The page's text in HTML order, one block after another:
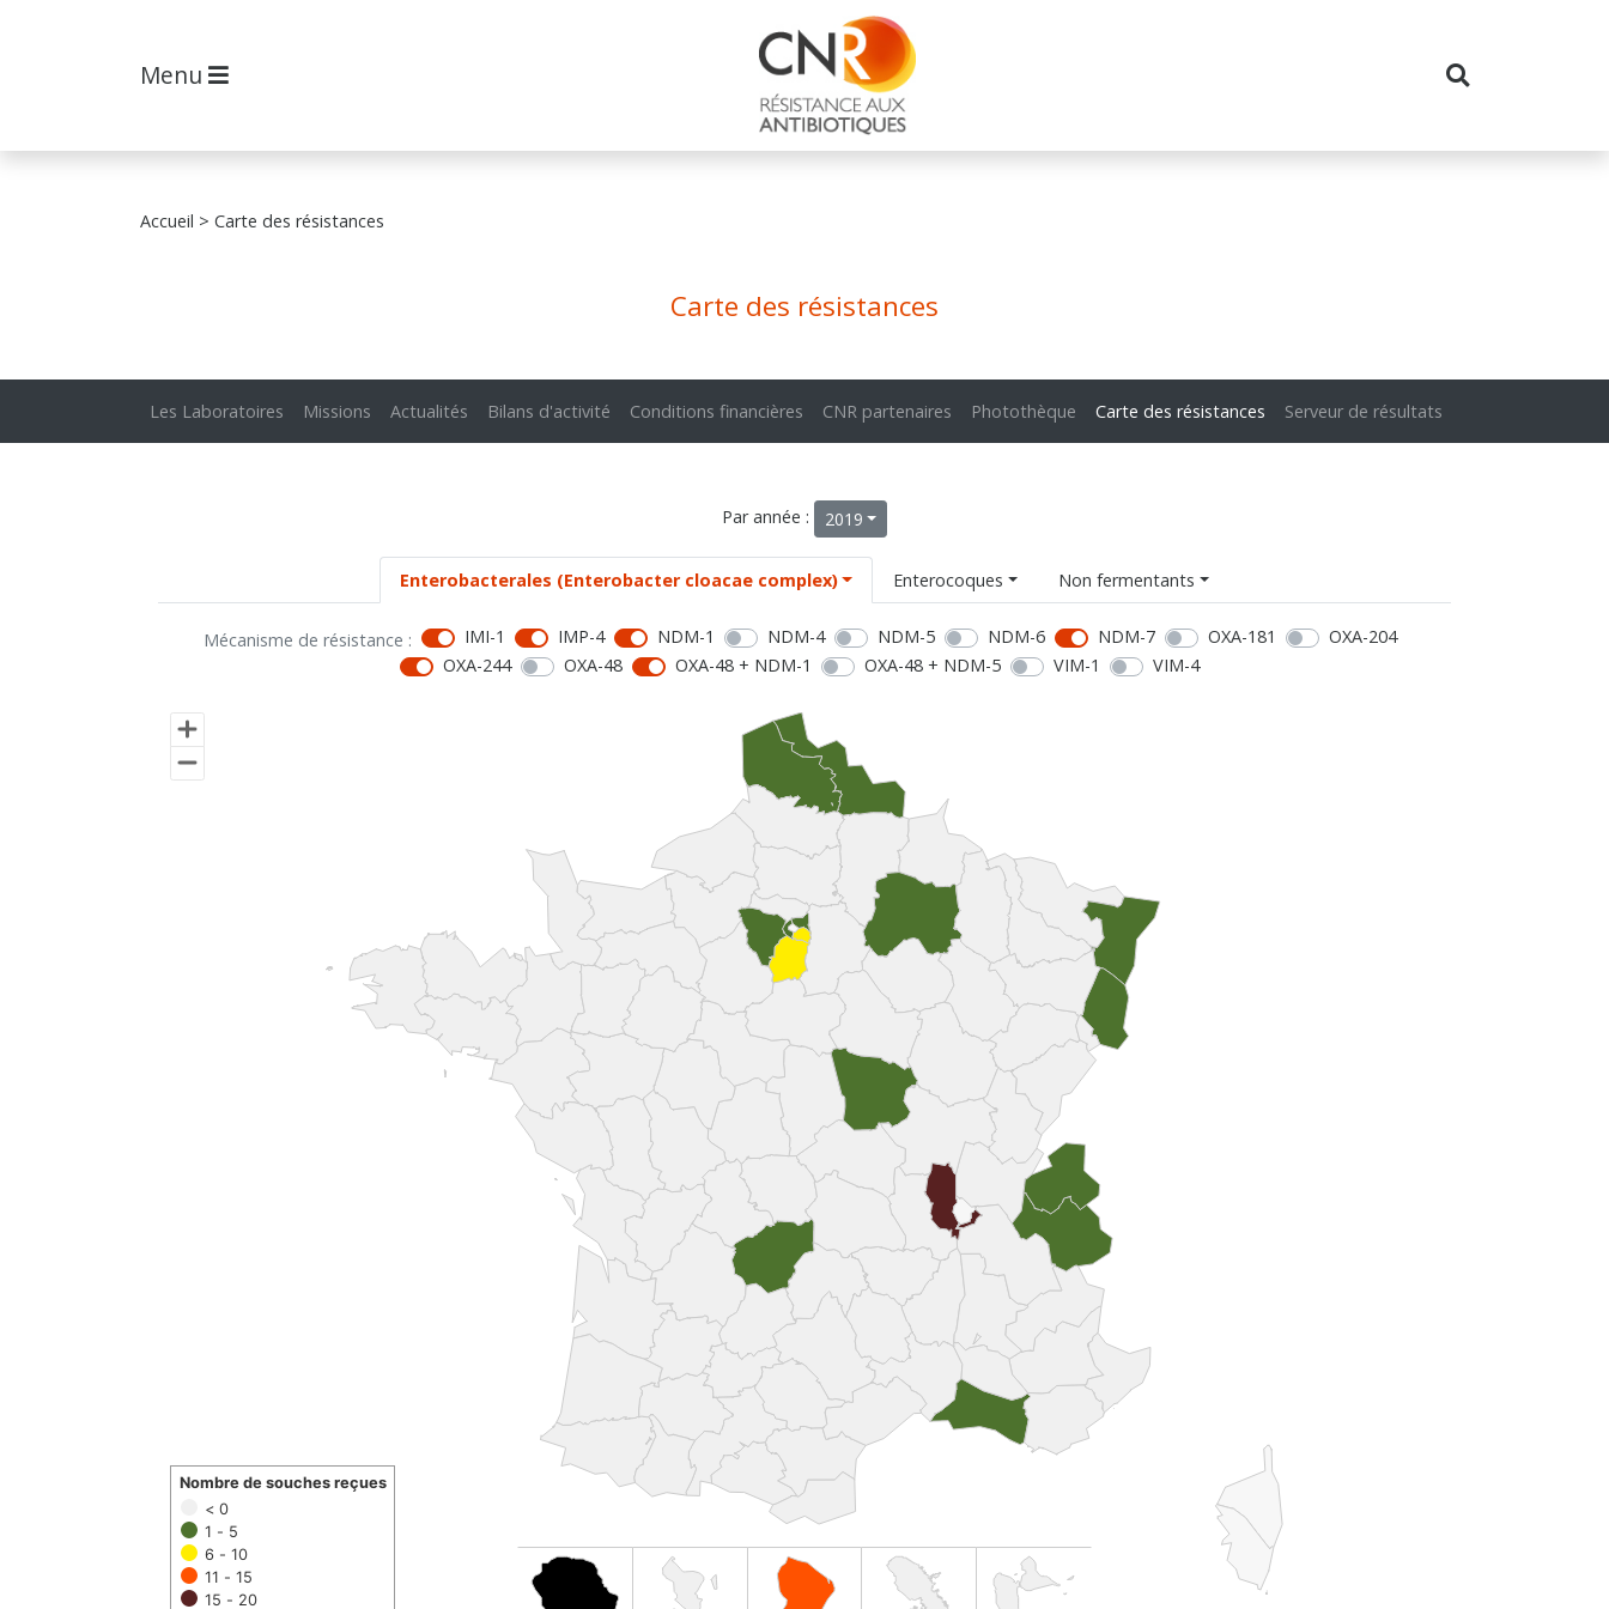
Menu
Accueil > Carte des résistances
Carte des résistances
Les Laboratoires Missions Actualités Bilans d'activité Conditions financières CNR partenaires Photothèque Carte des résistances Serveur de résultats
Par année : 2019
Enterobacterales (Enterobacter cloacae complex) Enterocoques Non fermentants
Mécanisme de résistance : IMI-1 IMP-4 NDM-1 NDM-4 NDM-5 NDM-6 NDM-7 OXA-181
OXA-204
OXA-244
OXA-48 OXA-48 + NDM-1 OXA-48 + NDM-5 VIM-1 VIM-4
< 0
1 - 5
6 - 10
11 - 15
15 - 20
Nombre de souches reçues